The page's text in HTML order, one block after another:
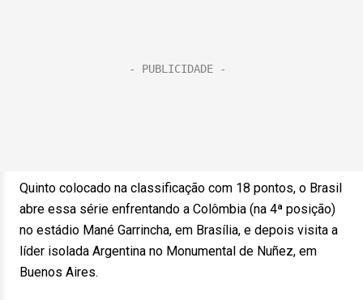
Quinto colocado na classificação com 18 pontos, o Brasil
abre essa série enfrentando a Colômbia (na 4ª posição)
no estádio Mané Garrincha, em Brasília, e depois visita a
líder isolada Argentina no Monumental de Nuñez, em
Buenos Aires.